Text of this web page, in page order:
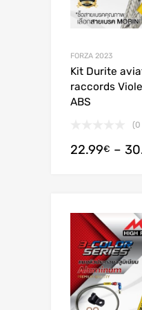
FORZA 2023
Kit Durite
raccords
ABS
(0
22.99€ –